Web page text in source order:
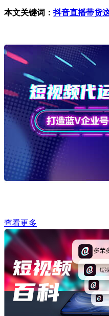
本文关键词：抖音直播带货
查看更多